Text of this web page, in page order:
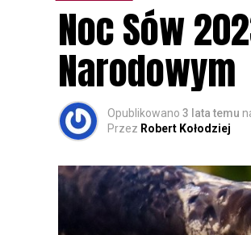
Noc Sów
Narodowym
Opublikowano 3 lata temu
Przez Robert Kołodziej